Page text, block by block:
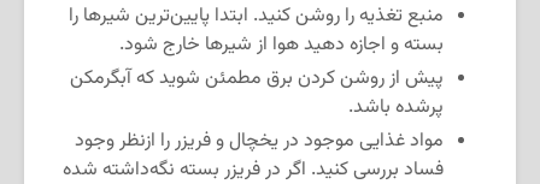
منبع تغذیه را روشن کنید. ابتدا پایین‌ترین شیرها را
بسته و اجازه دهید هوا از شیرها خارج شود.
پیش از روشن كردن برق مطمئن شوید كه آبگرمكن
پرشده باشد.
مواد غذایی موجود در یخچال و فریزر را ازنظر وجود
فساد بررسی کنید. اگر در فریزر بسته نگه‌داشته شده